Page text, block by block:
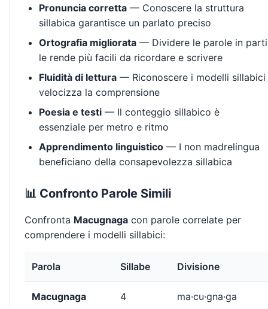
Pronuncia corretta — Conoscere la struttura
sillabica garantisce un parlato preciso
Ortografia migliorata — Dividere le parole in parti
le rende più facili da ricordare e scrivere
Fluidità di lettura — Riconoscere i modelli sillabici
velocizza la comprensione
Poesia e testi — Il conteggio sillabico è
essenziale per metro e ritmo
Apprendimento linguistico — I non madrelingua
beneficiano della consapevolezza sillabica
📊 Confronto Parole Simili
Confronta Macugnaga con parole correlate per
comprendere i modelli sillabici:
Parola Sillabe Divisione
Macugnaga 4 ma·cu·gna·ga